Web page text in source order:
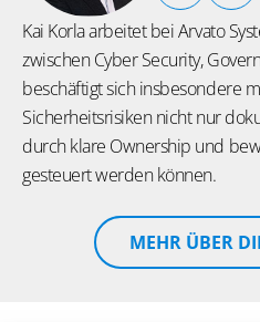
Kai Korla arbeitet bei Arvato
zwischen Cyber Security,
beschäftigt sich insbesondere
Sicherheitsrisiken nicht nur
durch klare Ownership und
gesteuert werden können.
MEHR ÜBER